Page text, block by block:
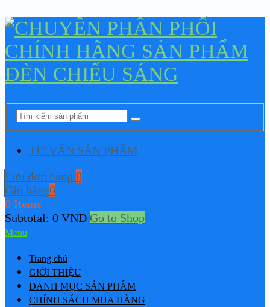
TƯ VẤN SẢN PHẨM
Lưu đơn hàng 0
Giỏ hàng0
0 Items
Subtotal: 0 VNĐ Go to Shop
Menu
Trang chủ
GIỚI THIỆU
DANH MỤC SẢN PHẨM
CHÍNH SÁCH MUA HÀNG